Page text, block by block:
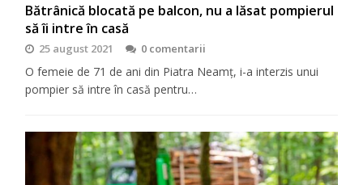
Bătrânică blocată pe balcon, nu a lăsat pompierul
să îi intre în casă
25 august 2021 0 comentarii
O femeie de 71 de ani din Piatra Neamț, i-a interzis unui
pompier să intre în casă pentru…